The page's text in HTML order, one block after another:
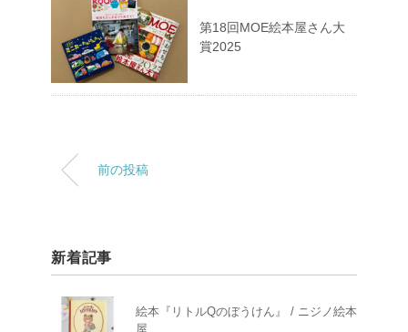
第18回MOE絵本屋さん大
賞2025
前の投稿
新着記事
絵本『リトルQのぼうけん』 / ニジノ絵本
屋